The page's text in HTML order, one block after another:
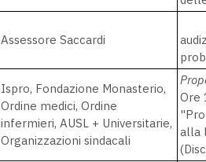
Assessore Saccardi
Ispro, Fondazione Monasterio,
Ordine medici, Ordine
infermieri, AUSL + Universitarie,
Organizzazioni sindacali
Ore
alla